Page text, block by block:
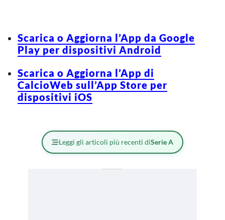
Scarica o Aggiorna l’App da Google
Play per dispositivi Android
Scarica o Aggiorna l’App di
CalcioWeb sull’App Store per
dispositivi iOS
Leggi gli articoli più recenti diSerie A